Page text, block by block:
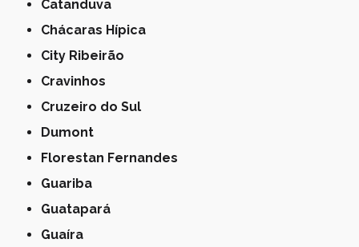
Catanduva
Chácaras Hípica
City Ribeirão
Cravinhos
Cruzeiro do Sul
Dumont
Florestan Fernandes
Guariba
Guatapará
Guaíra